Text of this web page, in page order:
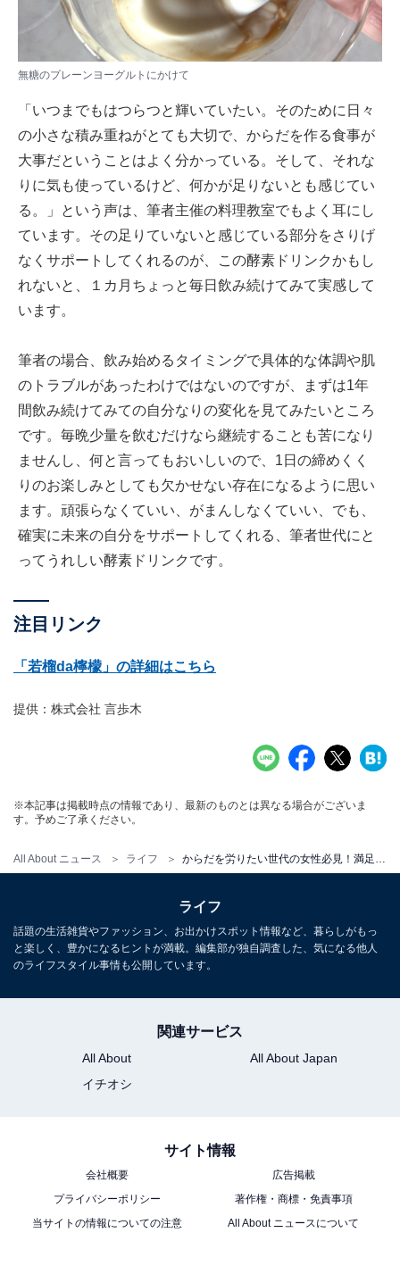
All About ニュース ライフ
無糖のプレーンヨーグルトにかけて
「いつまでもはつらつと輝いていたい。そのために日々
の小さな積み重ねがとても大切で、からだを作る食事が
大事だということはよく分かっている。そして、それな
りに気も使っているけど、何かが足りないとも感じてい
る。」という声は、筆者主催の料理教室でもよく耳にし
ています。その足りていないと感じている部分をさりげ
なくサポートしてくれるのが、この酵素ドリンクかもし
れないと、１カ月ちょっと毎日飲み続けてみて実感して
います。
筆者の場合、飲み始めるタイミングで具体的な体調や肌
のトラブルがあったわけではないのですが、まずは1年
間飲み続けてみての自分なりの変化を見てみたいところ
です。毎晩少量を飲むだけなら継続することも苦になり
ませんし、何と言ってもおいしいので、1日の締めくく
りのお楽しみとしても欠かせない存在になるように思い
ます。頑張らなくていい、がまんしなくていい、でも、
確実に未来の自分をサポートしてくれる、筆者世代にと
ってうれしい酵素ドリンクです。
注目リンク
「若榴da檸檬」の詳細はこちら
提供：株式会社 言歩木
※本記事は掲載時点の情報であり、最新のものとは異なる場合がございま
す。予めご了承ください。
ライフ
話題の生活雑貨やファッション、お出かけスポット情報など、暮らしがもっ
と楽しく、豊かになるヒントが満載。編集部が独自調査した、気になる他人
のライフスタイル事情も公開しています。
関連サービス
All About
All About Japan
イチオシ
サイト情報
会社概要
広告掲載
プライバシーポリシー
著作権・商標・免責事項
当サイトの情報についての注意
All About ニュースについて